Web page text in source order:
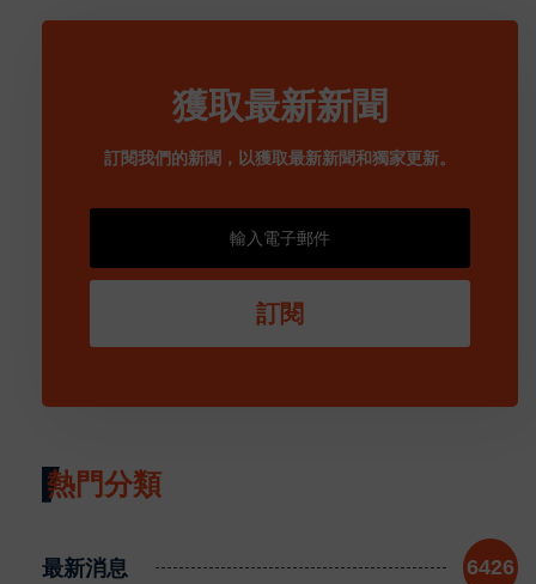
獲取最新新聞
訂閱我們的新聞，以獲取最新新聞和獨家更新。
訂閱
熱門分類
最新消息 6426